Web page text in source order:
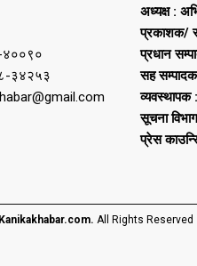
४००९०
अध्यक्ष :
प्रकाशक/
प्रधान
सह
व्यवस्थापक
सूचना
प्रेस
All Rights Reserved